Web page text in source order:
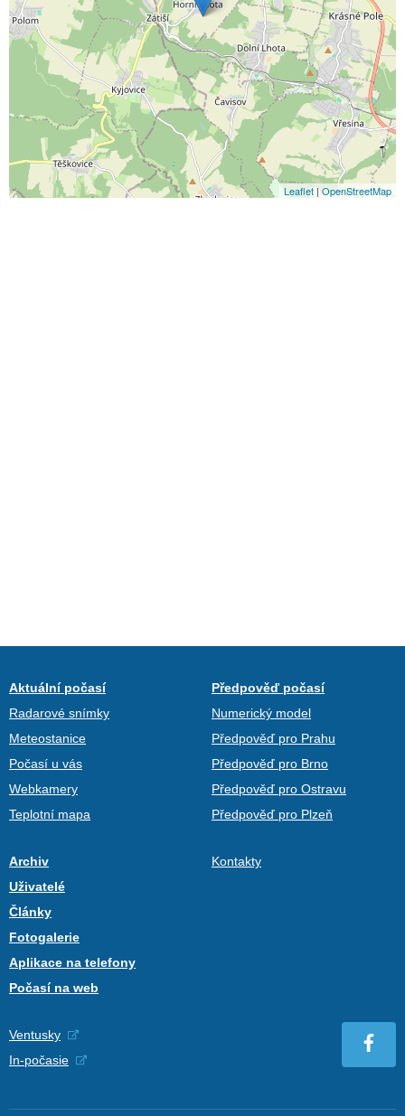
Leaflet | OpenStreetMap
Aktuální počasí
Radarové snímky
Meteostanice
Počasí u vás
Webkamery
Teplotní mapa
Předpověď počasí
Numerický model
Předpověď pro Prahu
Předpověď pro Brno
Předpověď pro Ostravu
Předpověď pro Plzeň
Archiv
Uživatelé
Články
Fotogalerie
Aplikace na telefony
Počasí na web
Kontakty
Ventusky
In-počasie